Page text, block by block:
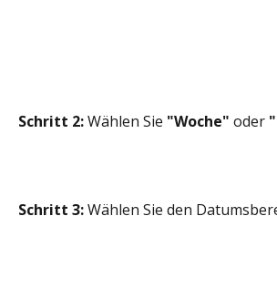
Schritt 2: Wählen Sie "Woche" oder
Schritt 3: Wählen Sie den